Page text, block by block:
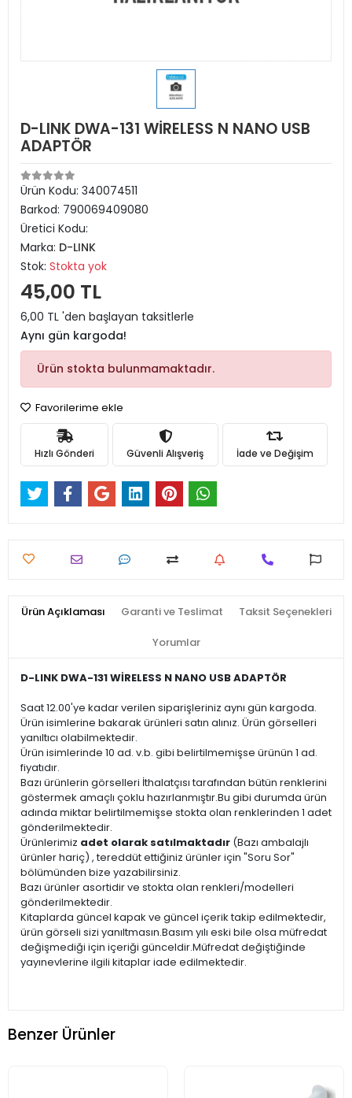
D-LINK DWA-131 WİRELESS N NANO USB
ADAPTÖR
Ürün Kodu: 340074511
Barkod: 790069409080
Üretici Kodu:
Marka: D-LINK
Stok: Stokta yok
45,00 TL
6,00 TL 'den başlayan taksitlerle
Aynı gün kargoda!
Ürün stokta bulunmamaktadır.
Favorilerime ekle
Hızlı Gönderi Güvenli Alışveriş İade ve Değişim
Ürün Açıklaması Garanti ve Teslimat Taksit Seçenekleri
Yorumlar
D-LINK DWA-131 WİRELESS N NANO USB ADAPTÖR
Saat 12.00'ye kadar verilen siparişleriniz aynı gün kargoda.
Ürün isimlerine bakarak ürünleri satın alınız. Ürün görselleri
yanıltıcı olabilmektedir.
Ürün isimlerinde 10 ad. v.b. gibi belirtilmemişse ürünün 1 ad.
fiyatıdır.
Bazı ürünlerin görselleri İthalatçısı tarafından bütün renklerini
göstermek amaçlı çoklu hazırlanmıştır.Bu gibi durumda ürün
adında miktar belirtilmemişse stokta olan renklerinden 1 adet
gönderilmektedir.
Ürünlerimiz adet olarak satılmaktadır (Bazı ambalajlı
ürünler hariç) , tereddüt ettiğiniz ürünler için "Soru Sor"
bölümünden bize yazabilirsiniz.
Bazı ürünler asortidir ve stokta olan renkleri/modelleri
gönderilmektedir.
Kitaplarda güncel kapak ve güncel içerik takip edilmektedir,
ürün görseli sizi yanıltmasın.Basım yılı eski bile olsa müfredat
değişmediği için içeriği günceldir.Müfredat değiştiğinde
yayınevlerine ilgili kitaplar iade edilmektedir.
Benzer Ürünler